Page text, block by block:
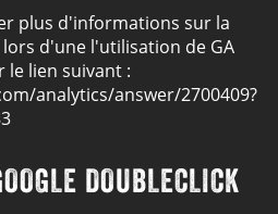
plus d'informations sur la
d'une l'utilisation de GA
le lien suivant :
analytics/answer/2700409?
DOUBLECLICK